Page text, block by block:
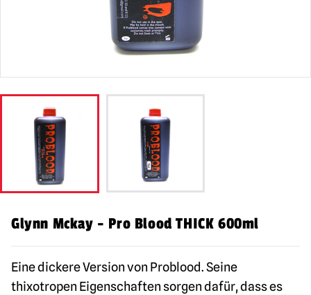
Glynn Mckay - Pro Blood THICK 600ml
Eine dickere Version von Problood. Seine
thixotropen Eigenschaften sorgen dafür, dass es